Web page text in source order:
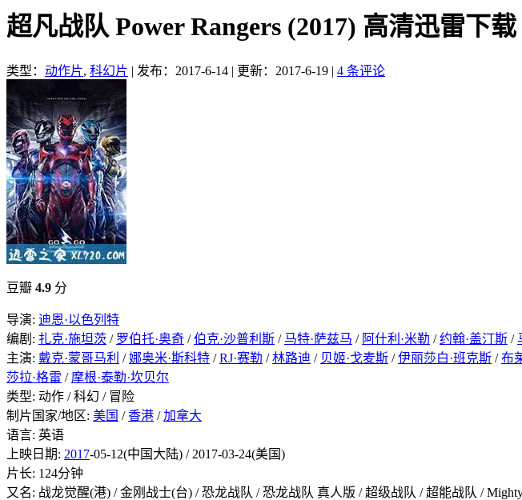
超凡战队 Power Rangers (2017) 高清迅雷下载
类型： 动作片, 科幻片 | 发布：2017-6-14 | 更新：2017-6-19 | 4 条评论
豆瓣 4.9 分
导演: 迪恩·以色列特
编剧: 扎克·施坦茨 / 罗伯托·奥奇 /伯克·沙普利斯 / 马特·萨兹马 / 阿什利·米勒 /约翰·盖汀斯 /
主演: 戴克·蒙哥马利 /娜奥米·斯科特 /RJ·赛勒 /林路迪 / 贝姬·戈麦斯 /伊丽莎白·班克斯 /布
莎拉·格雷 / 摩根·泰勒·坎贝尔
类型: 动作 / 科幻 / 冒险
制片国家/地区: 美国 / 香港 /加拿大
语言: 英语
上映日期: 2017-05-12(中国大陆) / 2017-03-24(美国)
片长: 124分钟
又名: 战龙觉醒(港) / 金刚战士(台) / 恐龙战队 / 恐龙战队 真人版 / 超级战队 / 超能战队 / Mighty